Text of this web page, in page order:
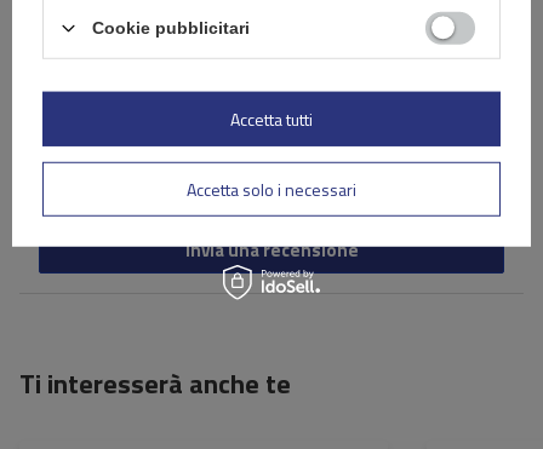
Il tuo indirizzo e-mail
Invia una recensione
Ti interesserà anche te
Cookie pubblicitari
Accetta solo i necessari
Accetta tutti